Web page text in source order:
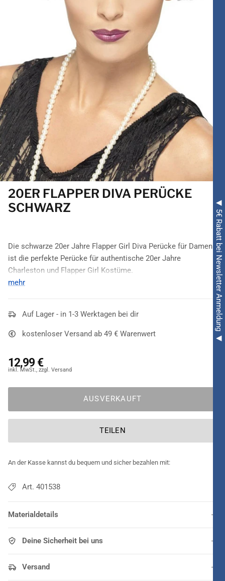
◀ 5€ Rabatt bei Newsletter Anmeldung ◀
20ER FLAPPER DIVA PERÜCKE
SCHWARZ
Die schwarze 20er Jahre Flapper Girl Diva Perücke für Damen
ist die perfekte Perücke für authentische 20er Jahre
Charleston und Flapper Girl Kostüme.
Flapper Diva Perücke schwarzselbst noch eleganter und
werden sollte zudem der Sexappeal-Faktor, den jede Lady für
PartyMänner entdeckt.
mehr
Auf Lager - in 1-3 Werktagen bei dir
kostenloser Versand ab 49 € Warenwert
12,99 €
AUSVERKAUFT
TEILEN
An der Kasse kannst du bequem und sicher bezahlen mit:
Art. 401538
Materialdetails
Deine Sicherheit bei uns
Versand